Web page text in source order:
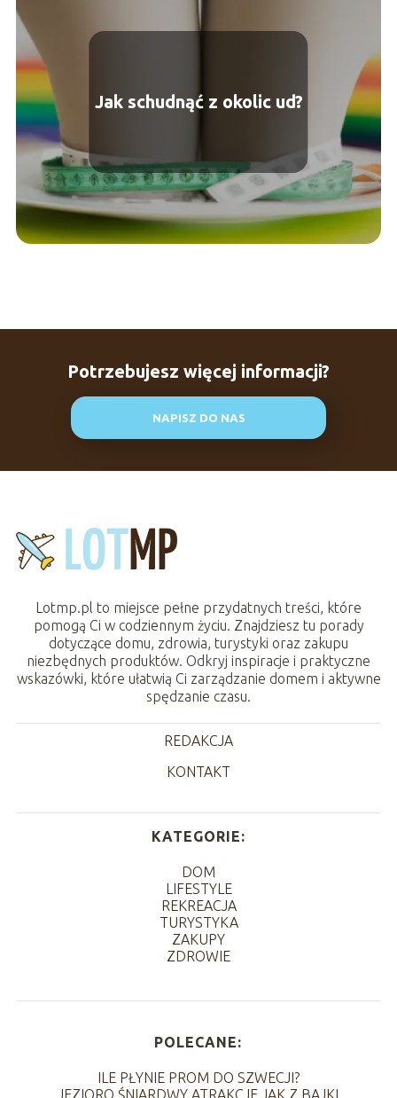
Jak schudnąć z okolic ud?
Potrzebujesz więcej informacji?
NAPISZ DO NAS
Lotmp.pl to miejsce pełne przydatnych treści, które
pomogą Ci w codziennym życiu. Znajdziesz tu porady
dotyczące domu, zdrowia, turystyki oraz zakupu
niezbędnych produktów. Odkryj inspiracje i praktyczne
wskazówki, które ułatwią Ci zarządzanie domem i aktywne
spędzanie czasu.
REDAKCJA
KONTAKT
KATEGORIE:
DOM
LIFESTYLE
REKREACJA
TURYSTYKA
ZAKUPY
ZDROWIE
POLECANE:
ILE PŁYNIE PROM DO SZWECJI?
JEZIORO ŚNIARDWY ATRAKCJE JAK Z BAJKI